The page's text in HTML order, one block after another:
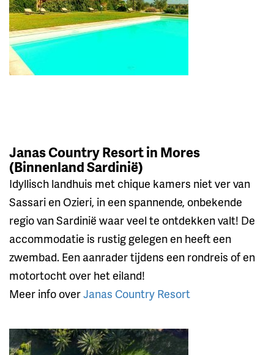
Janas Country Resort in Mores
(Binnenland Sardinië)
Idyllisch landhuis met chique kamers niet ver van
Sassari en Ozieri, in een spannende, onbekende
regio van Sardinië waar veel te ontdekken valt! De
accommodatie is rustig gelegen en heeft een
zwembad. Een aanrader tijdens een rondreis of en
motortocht over het eiland!
Meer info overJanas Country Resort